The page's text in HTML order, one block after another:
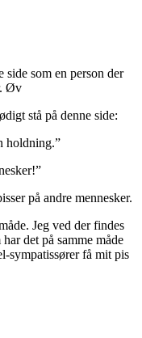
side som en person der
Øv
stå på denne side:
holdning.”
på andre mennesker.
Jeg ved der findes
det på samme måde
sympatissører få mit pis